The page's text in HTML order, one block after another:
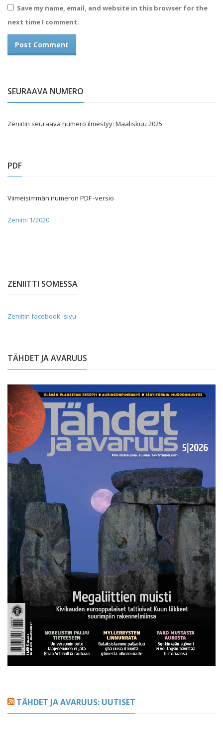
Save my name, email, and website in this browser for the
next time I comment.
SEURAAVA NUMERO
Zeniitin seuraava numero ilmestyy: Maaliskuu 2025
PDF
Viimeisimmän numeron PDF -versio
Zeniitti 1/2020
ZENIITTI SOMESSA
Zeniitin facebook -sivu
TÄHDET JA AVARUUS
TÄHDET JA AVARUUS: UUTISET